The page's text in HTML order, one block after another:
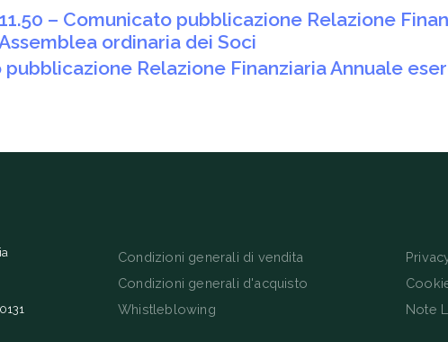
– Comunicato pubblicazione Relazione
ordinaria dei Soci
pubblicazione Relazione Finanziaria Annuale
Condizioni generali di vendita
Condizioni generali d'acquisto
Whistleblowing
Note